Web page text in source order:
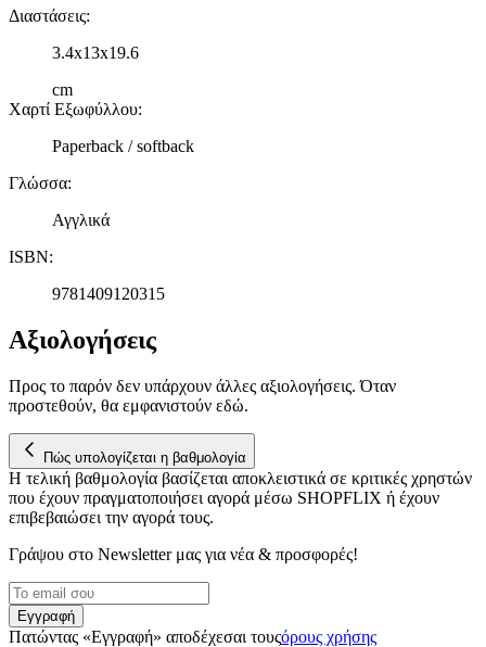
Διαστάσεις:
3.4x13x19.6
cm
Χαρτί Εξωφύλλου:
Paperback / softback
Γλώσσα:
Αγγλικά
ISBN:
9781409120315
Αξιολογήσεις
Προς το παρόν δεν υπάρχουν άλλες αξιολογήσεις. Όταν
προστεθούν, θα εμφανιστούν εδώ.
Πώς υπολογίζεται η βαθμολογία
Η τελική βαθμολογία βασίζεται αποκλειστικά σε κριτικές χρηστών
που έχουν πραγματοποιήσει αγορά μέσω SHOPFLIX ή έχουν
επιβεβαιώσει την αγορά τους.
Γράψου στο Νewsletter μας για νέα & προσφορές!
Εγγραφή
Πατώντας «Εγγραφή» αποδέχεσαι τουςόρους χρήσης